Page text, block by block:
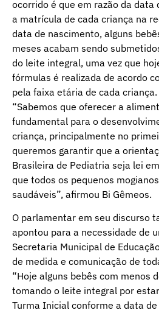
ocorrido é que em razão da
a matrícula de cada criança na
data de nascimento, alguns
meses acabam sendo
do leite integral, uma vez que
fórmulas é realizada de acordo
pela faixa etária de cada criança.
“Sabemos que oferecer a
fundamental para o
criança, principalmente no
queremos garantir que a
Brasileira de Pediatria seja lei
que todos os pequenos
saudáveis”, afirmou Bi Gêmeos.
O parlamentar em seu discurso
apontou para a necessidade de
Secretaria Municipal de
de medida e comunicação de
“Hoje alguns bebês com menos
tomando o leite integral por
Turma Inicial conforme a data